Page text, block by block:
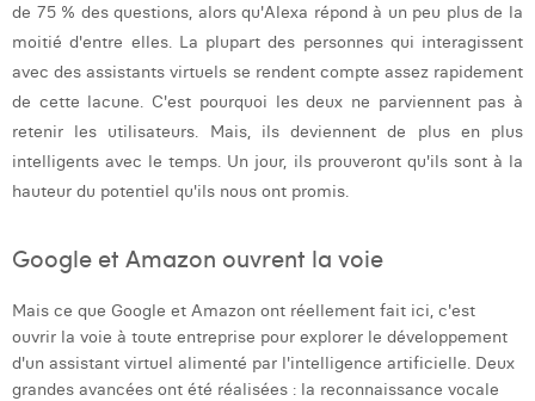
de 75 % des questions, alors qu'Alexa répond à un peu plus de la
moitié d'entre elles. La plupart des personnes qui interagissent
avec des assistants virtuels se rendent compte assez rapidement
de cette lacune. C'est pourquoi les deux ne parviennent pas à
retenir les utilisateurs. Mais, ils deviennent de plus en plus
intelligents avec le temps. Un jour, ils prouveront qu'ils sont à la
hauteur du potentiel qu'ils nous ont promis.
Google et Amazon ouvrent la voie
Mais ce que Google et Amazon ont réellement fait ici, c'est
ouvrir la voie à toute entreprise pour explorer le développement
d'un assistant virtuel alimenté par l'intelligence artificielle. Deux
grandes avancées ont été réalisées : la reconnaissance vocale